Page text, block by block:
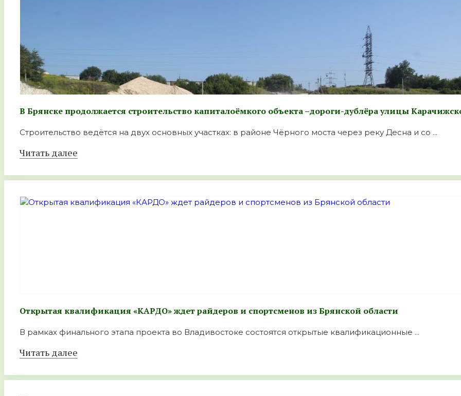
В Брянске продолжается строительство капиталоёмкого объекта –дороги-дублёра улицы
Строительство ведётся на двух основных участках: в районе Чёрного моста через реку Десна и со ...
Читать далее
Открытая квалификация «КАРДО» ждет райдеров и спортсменов из Брянской области
В рамках финального этапа проекта во Владивостоке состоятся открытые квалификационные ...
Читать далее